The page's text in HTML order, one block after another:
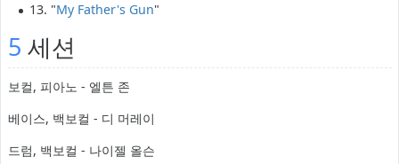
13. "My Father's Gun"
5 세션
보컬, 피아노 - 엘튼 존
베이스, 백보컬 - 디 머레이
드럼, 백보컬 - 나이젤 올슨